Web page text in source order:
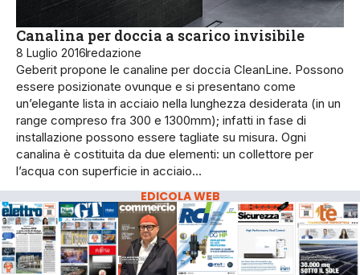
Canalina per doccia a scarico invisibile
8 Luglio 2016redazione
Geberit propone le canaline per doccia CleanLine. Possono
essere posizionate ovunque e si presentano come
un’elegante lista in acciaio nella lunghezza desiderata (in un
range compreso fra 300 e 1300mm); infatti in fase di
installazione possono essere tagliate su misura. Ogni
canalina è costituita da due elementi: un collettore per
l’acqua con superficie in acciaio…
EDICOLA WEB